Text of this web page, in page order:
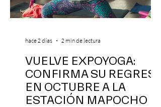
VUELVE EXPOYOGA:
CONFIRMA SU REGRESO
EN OCTUBRE A LA
ESTACIÓN MAPOCHO
hace 2 días 2 min de lectura